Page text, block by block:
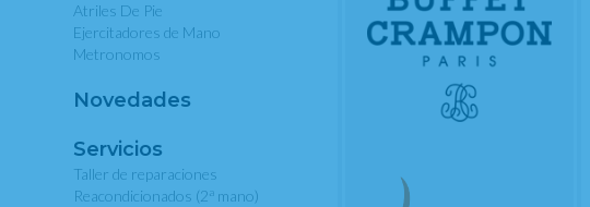
Atriles De Pie
Ejercitadores de Mano
Metronomos
Novedades
Servicios
Taller de reparaciones
Reacondicionados (2a mano)